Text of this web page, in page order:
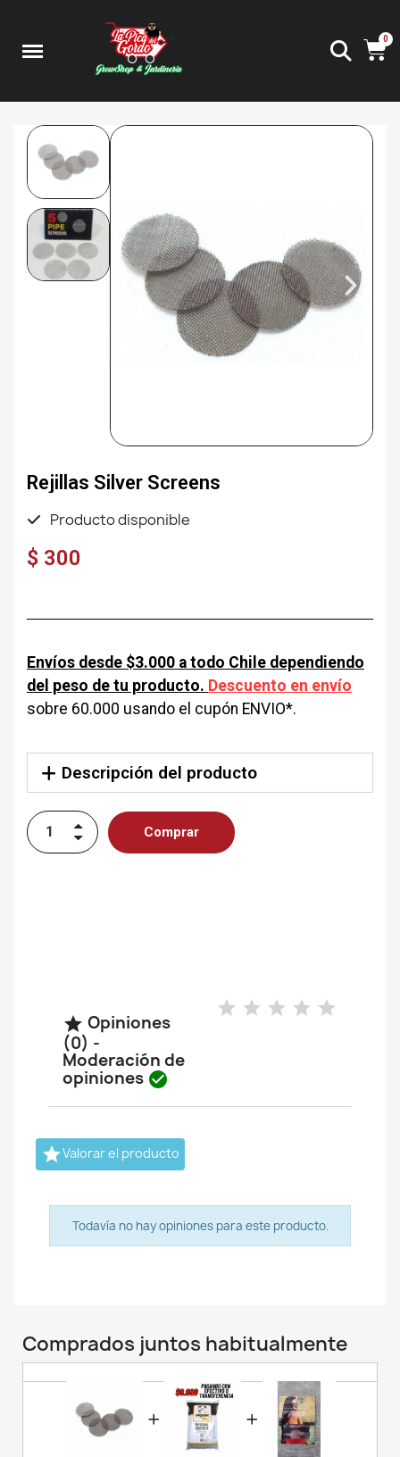
Rejillas Silver Screens
Producto disponible
$ 300
Envíos desde $3.000 a todo Chile dependiendo
del peso de tu producto. Descuento en envío
sobre 60.000 usando el cupón ENVIO*.
Descripción del producto
Comprar
 Opiniones
(0) -
Moderación de
opiniones 
Valorar el producto
Todavía no hay opiniones para este producto.
Comprados juntos habitualmente
+ +